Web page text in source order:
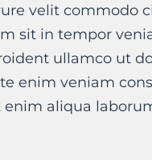
velit commodo
sit in tempor
ullamco ut
enim veniam
aliqua